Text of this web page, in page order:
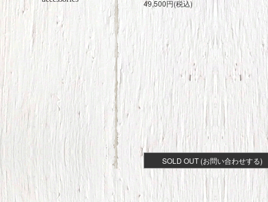
49,500円(税込)
SOLD OUT (お問い合わせする)